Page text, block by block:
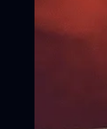
Курсы
Для детей и